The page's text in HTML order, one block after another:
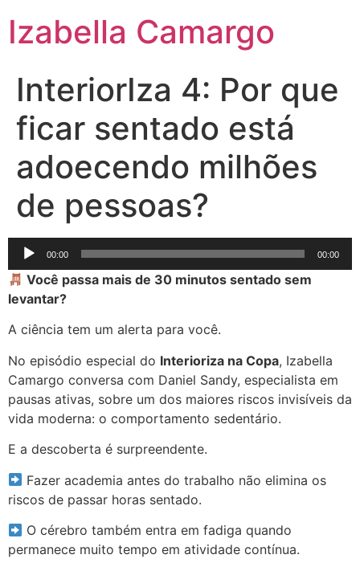
Izabella Camargo
InteriorIza 4: Por que
ficar sentado está
adoecendo milhões
de pessoas?
Tocador
de
áudio
00:00 00:00
Você passa mais de 30 minutos sentado sem
levantar?
A ciência tem um alerta para você.
No episódio especial do Interioriza na Copa, Izabella
Camargo conversa com Daniel Sandy, especialista em
pausas ativas, sobre um dos maiores riscos invisíveis da
vida moderna: o comportamento sedentário.
E a descoberta é surpreendente.
Fazer academia antes do trabalho não elimina os
riscos de passar horas sentado.
O cérebro também entra em fadiga quando
permanece muito tempo em atividade contínua.